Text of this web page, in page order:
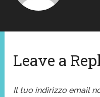
Leave a
Il tuo indirizzo email